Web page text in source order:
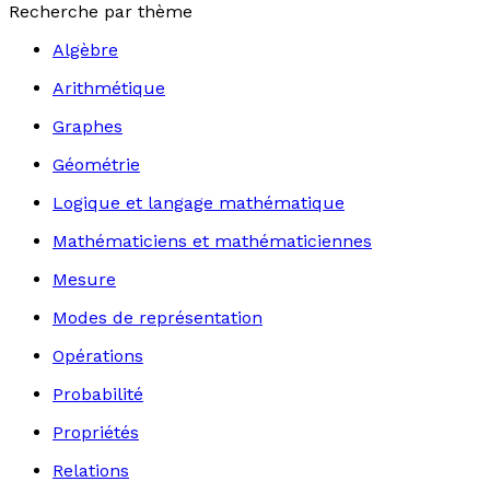
Recherche par thème
Algèbre
Arithmétique
Graphes
Géométrie
Logique et langage mathématique
Mathématiciens et mathématiciennes
Mesure
Modes de représentation
Opérations
Probabilité
Propriétés
Relations